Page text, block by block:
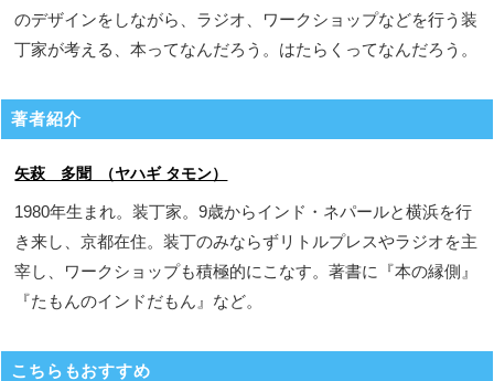
のデザインをしながら、ラジオ、ワークショップなどを行う装
丁家が考える、本ってなんだろう。はたらくってなんだろう。
著者紹介
矢萩 多聞 （ヤハギ タモン）
1980年生まれ。装丁家。9歳からインド・ネパールと横浜を行
き来し、京都在住。装丁のみならずリトルプレスやラジオを主
宰し、ワークショップも積極的にこなす。著書に『本の縁側』
『たもんのインドだもん』など。
こちらもおすすめ